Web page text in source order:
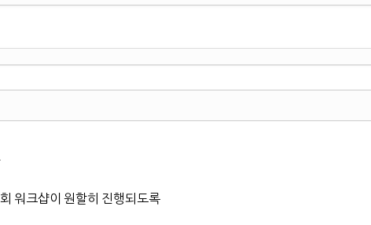
워크샵이 원할히 진행되도록